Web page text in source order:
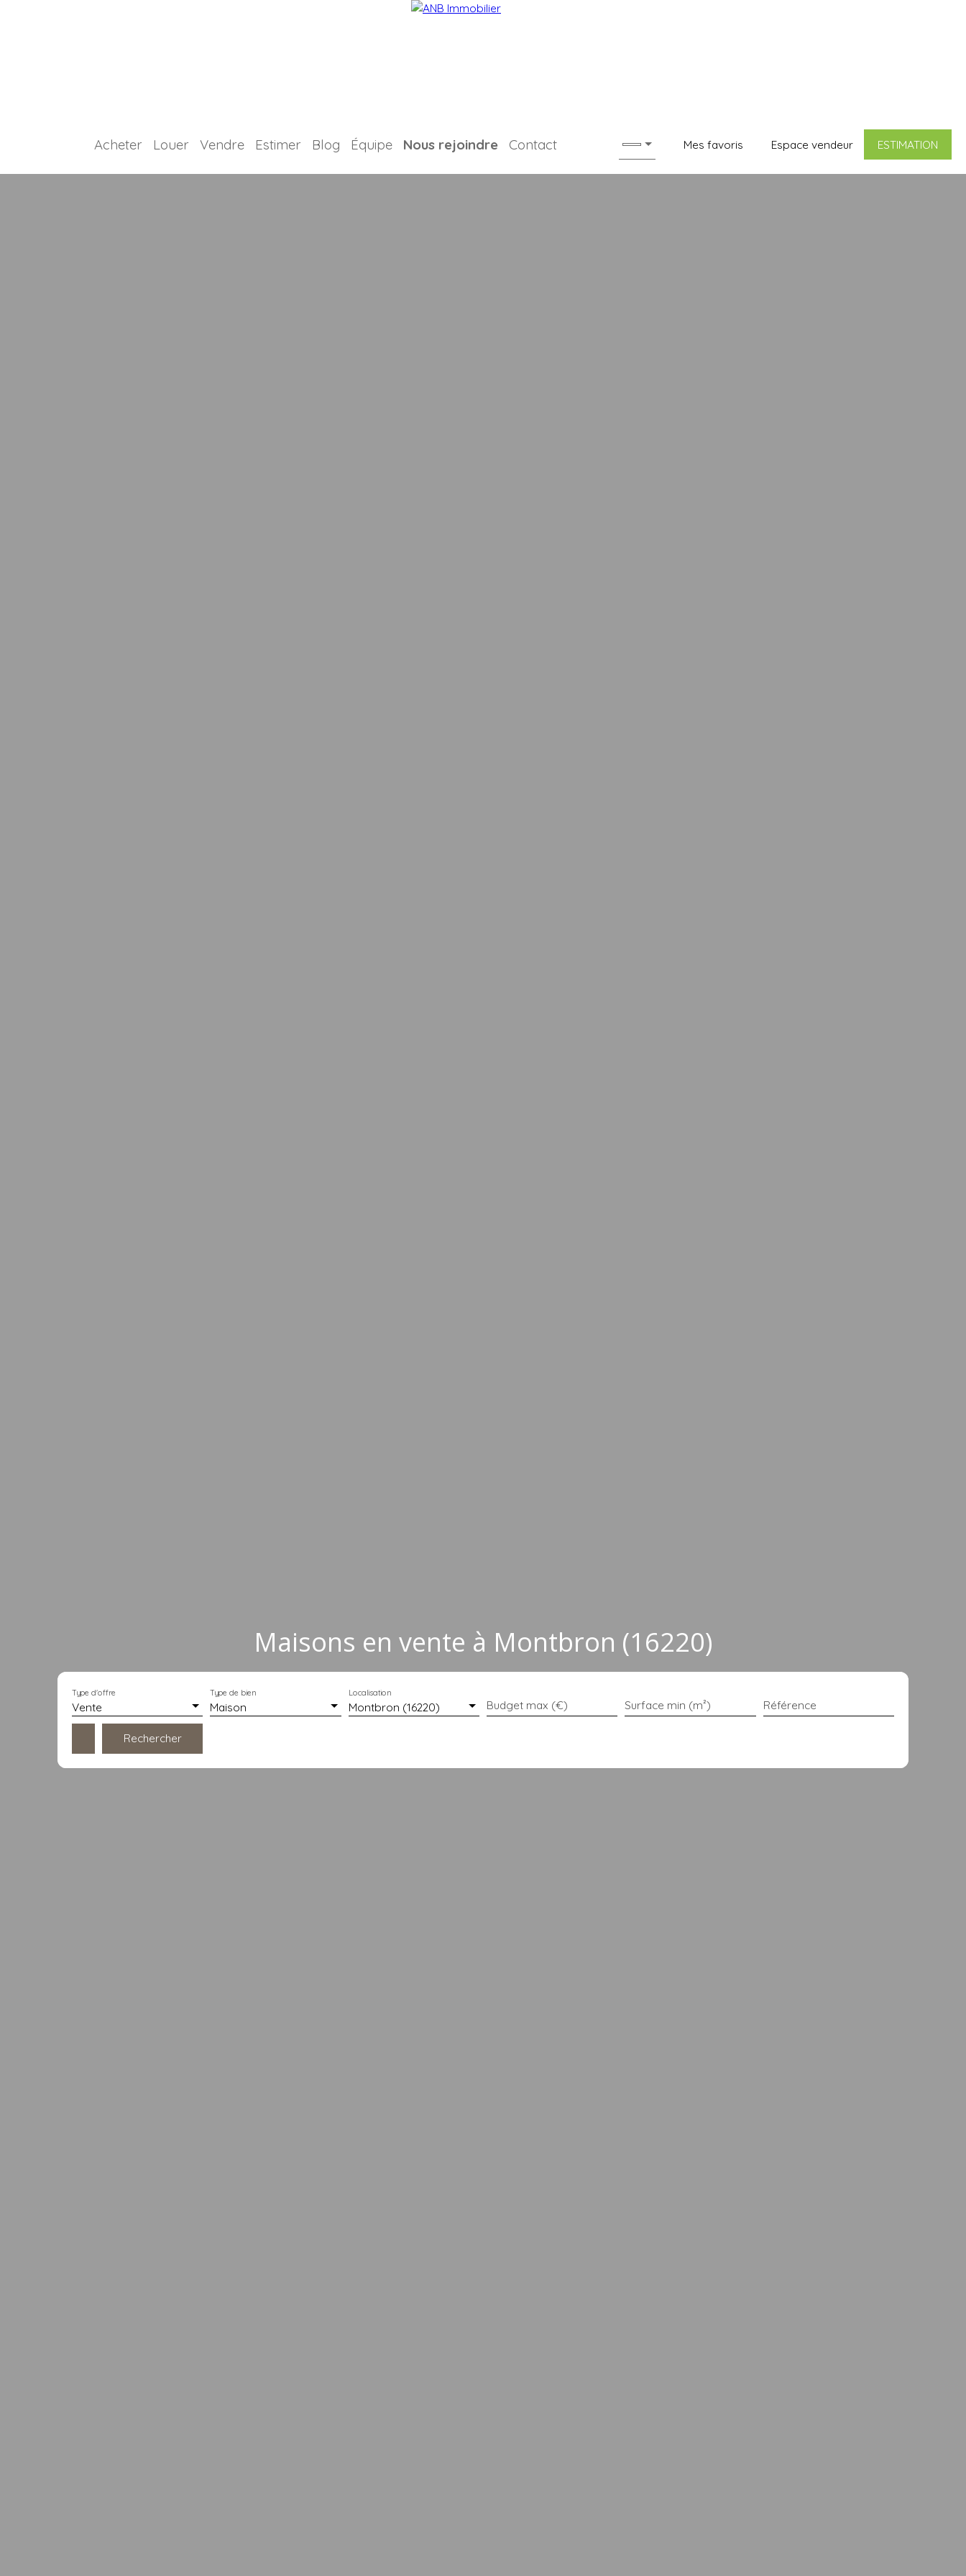
Acheter Louer Vendre Estimer Blog Équipe Nous rejoindre Contact Mes favoris Espace vendeur ESTIMATION
Maisons en vente à Montbron (16220)
Vente
Type d'offre
Maison
Type de bien
Montbron (16220)
Localisation
Budget max (€) Surface min (m²) Référence
Rechercher